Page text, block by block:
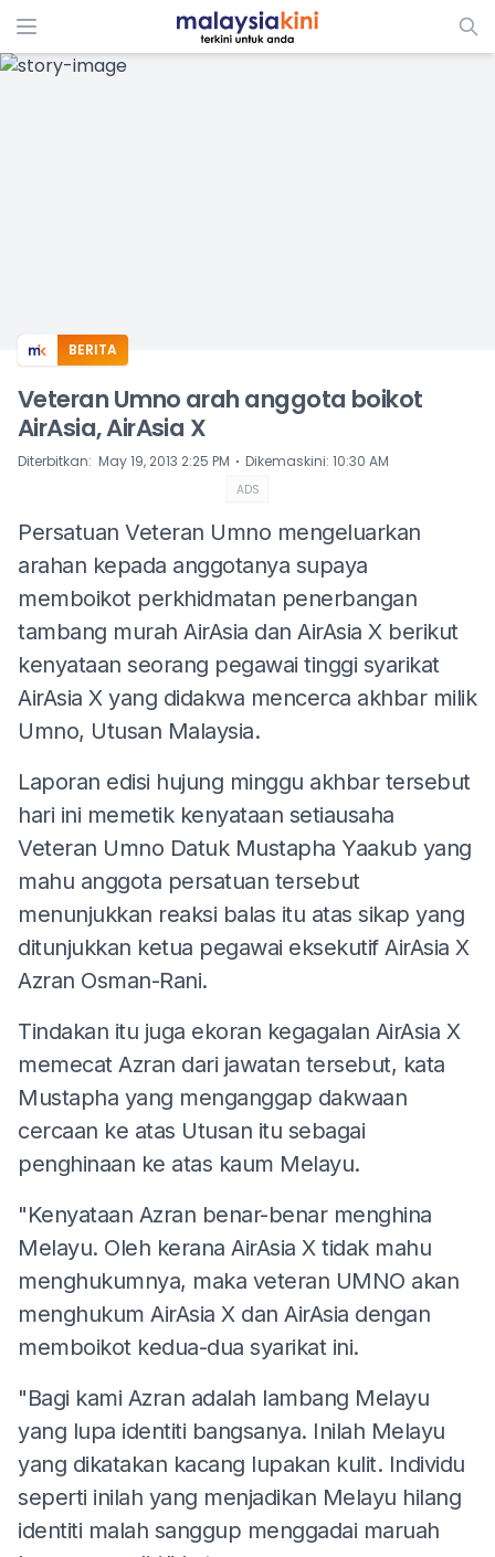
ADS
BERITA
Veteran Umno arah anggota boikot
AirAsia, AirAsia X
Diterbitkan: May 19, 2013 2:25 PM ⋅ Dikemaskini: 10:30 AM
ADS
Persatuan Veteran Umno mengeluarkan
arahan kepada anggotanya supaya
memboikot perkhidmatan penerbangan
tambang murah AirAsia dan AirAsia X berikut
kenyataan seorang pegawai tinggi syarikat
AirAsia X yang didakwa mencerca akhbar milik
Umno, Utusan Malaysia.
Laporan edisi hujung minggu akhbar tersebut
hari ini memetik kenyataan setiausaha
Veteran Umno Datuk Mustapha Yaakub yang
mahu anggota persatuan tersebut
menunjukkan reaksi balas itu atas sikap yang
ditunjukkan ketua pegawai eksekutif AirAsia X
Azran Osman-Rani.
Tindakan itu juga ekoran kegagalan AirAsia X
memecat Azran dari jawatan tersebut, kata
Mustapha yang menganggap dakwaan
cercaan ke atas Utusan itu sebagai
penghinaan ke atas kaum Melayu.
"Kenyataan Azran benar-benar menghina
Melayu. Oleh kerana AirAsia X tidak mahu
menghukumnya, maka veteran UMNO akan
menghukum AirAsia X dan AirAsia dengan
memboikot kedua-dua syarikat ini.
"Bagi kami Azran adalah lambang Melayu
yang lupa identiti bangsanya. Inilah Melayu
yang dikatakan kacang lupakan kulit. Individu
seperti inilah yang menjadikan Melayu hilang
identiti malah sanggup menggadai maruah